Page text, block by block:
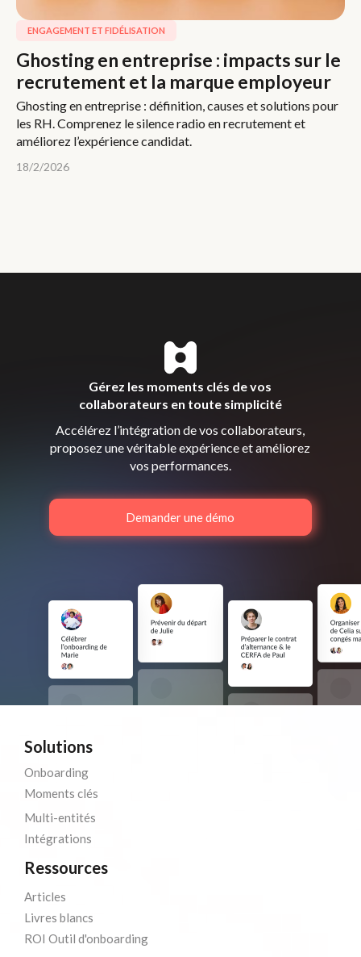
ENGAGEMENT ET FIDÉLISATION
Ghosting en entreprise : impacts sur le
recrutement et la marque employeur
Ghosting en entreprise : définition, causes et solutions pour
les RH. Comprenez le silence radio en recrutement et
améliorez l’expérience candidat.
18/2/2026
Gérez les moments clés de vos
collaborateurs en toute simplicité
Accélérez l’intégration de vos collaborateurs,
proposez une véritable expérience et améliorez
vos performances.
Demander une démo
Solutions
Onboarding
Moments clés
Multi-entités
Intégrations
Ressources
Articles
Livres blancs
ROI Outil d'onboarding